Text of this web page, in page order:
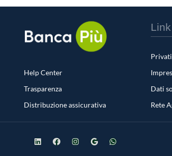
Help Center
Trasparenza
Distribuzione assicurativa
Privati
Dati
Rete